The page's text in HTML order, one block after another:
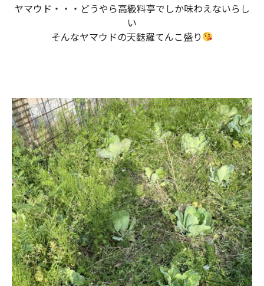
ヤマウド・・・どうやら高級料亭でしか味わえないらし
い
そんなヤマウドの天麩羅てんこ盛り